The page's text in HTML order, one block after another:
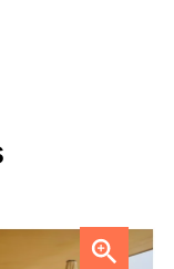
FOTO: